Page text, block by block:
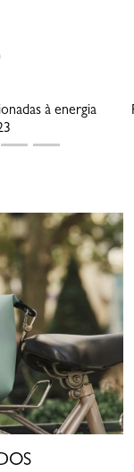
à energia